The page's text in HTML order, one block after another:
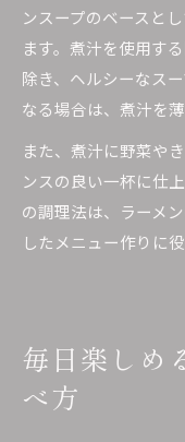
ンスープのベースと
ます。煮汁を使用す
除き、ヘルシーなス
なる場合は、煮汁を
また、煮汁に野菜や
ンスの良い一杯に仕
の調理法は、ラーメ
したメニュー作りに役
毎日楽しめ
べ方